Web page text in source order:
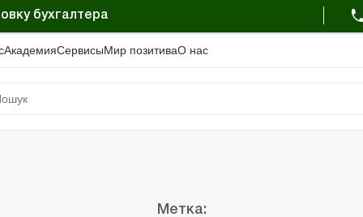
бухгалтера
АкадемияСервисыМир позитиваО нас
Метка: